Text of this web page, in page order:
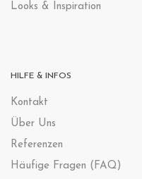
Looks & Inspiration
HILFE & INFOS
Kontakt
Über Uns
Referenzen
Häufige Fragen (FAQ)